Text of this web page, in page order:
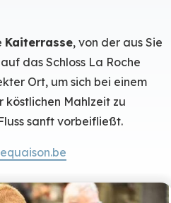
Kaiterrasse, von der aus Sie
das Schloss La Roche
Ort, um sich bei einem
köstlichen Mahlzeit zu
sanft vorbeifließt.